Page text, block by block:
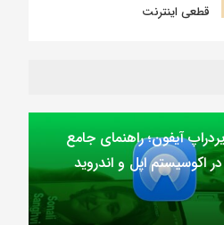
قطعی اینترنت
آیفون؛ راهنمای جامع
در اکوسیستم اپل و اندروید